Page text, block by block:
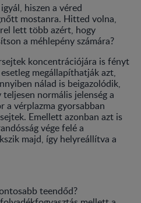
hiszen a véred
mostanra. Hitted volna,
lett több azért, hogy
a méhlepény számára?
koncentrációjára is fényt
megállapíthatják azt,
nálad is beigazolódik,
normális jelenség a
a vérplazma gyorsabban
Emellett azonban azt is
vége felé a
majd, így helyreállítva a
teendőd?